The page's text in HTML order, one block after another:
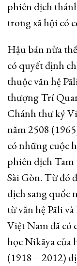
phiên dịch
trong xã hội có
Hậu bán nửa
có quyết định
thuộc văn hệ
thượng Trí
Chánh thư ký
năm 2508
có những cuộc
phiên dịch
Sài Gòn. Từ đó
dịch sang quốc
từ văn hệ Pāli
Việt Nam đã có
học Nikāya của
(1918 – 2012)